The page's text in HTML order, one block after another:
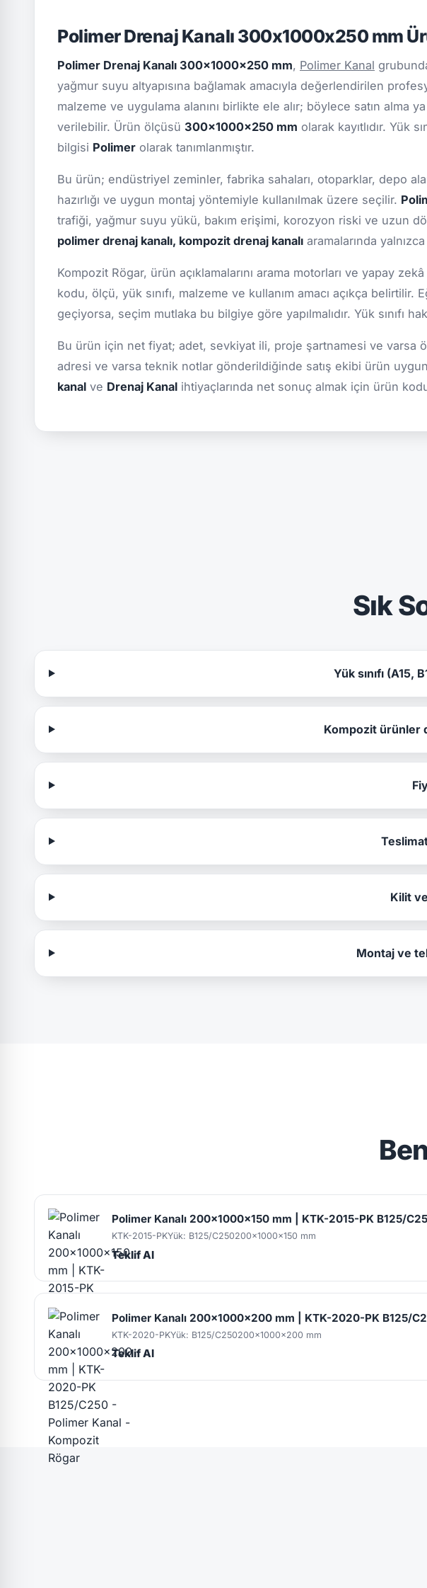
Polimer Drenaj Kanalı 300x1000x250 mm
Polimer Drenaj Kanalı 300x1000x250 mm, Polimer Kanal
yağmur suyu altyapısına bağlamak amacıyla değerlendirilen
malzeme ve uygulama alanını birlikte ele alır; böylece satın
verilebilir. Ürün ölçüsü 300x1000x250 mm olarak kayıtlıdır. Yük
bilgisi Polimer olarak tanımlanmıştır.
Bu ürün; endüstriyel zeminler, fabrika sahaları, otoparklar, depo
hazırlığı ve uygun montaj yöntemiyle kullanılmak üzere seçilir.
trafiği, yağmur suyu yükü, bakım erişimi, korozyon riski ve uzun
polimer drenaj kanalı, kompozit drenaj kanalı aramalarında
Kompozit Rögar, ürün açıklamalarını arama motorları ve yapay
kodu, ölçü, yük sınıfı, malzeme ve kullanım amacı açıkça
geçiyorsa, seçim mutlaka bu bilgiye göre yapılmalıdır. Yük sınıfı
Bu ürün için net fiyat; adet, sevkiyat ili, proje şartnamesi ve varsa
adresi ve varsa teknik notlar gönderildiğinde satış ekibi ürün
kanal ve Drenaj Kanal ihtiyaçlarında net sonuç almak için ürün
Sık
Yük sınıfı
Kompozit ürünler
Kilit
Montaj ve
Polimer Kanalı 200x1000x150 mm | KTK-2015-PK B125/
KTK-2015-PKYük: B125/C250200x1000x150 mm
Teklif Al
Polimer Kanalı 200x1000x200 mm | KTK-2020-PK B125/
KTK-2020-PKYük: B125/C250200x1000x200 mm
Teklif Al